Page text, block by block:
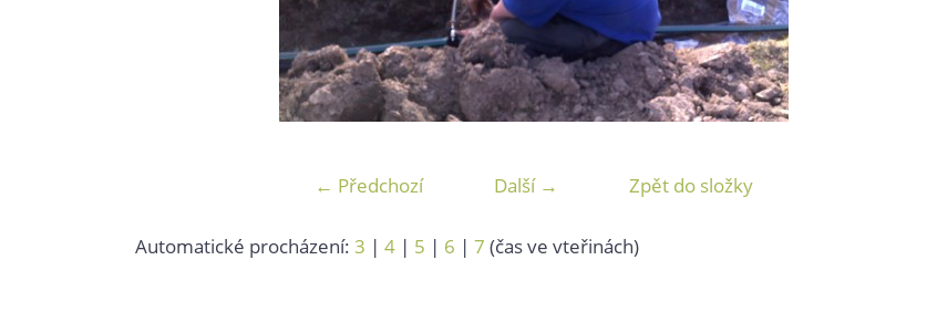
← Předchozí Další → Zpět do složky
Automatické procházení: 3 | 4 | 5 | 6 | 7 (čas ve vteřinách)